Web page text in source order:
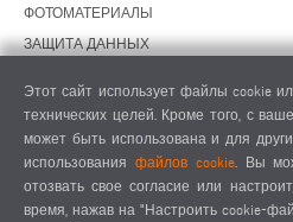
ФОТОМАТЕРИАЛЫ
ЗАЩИТА ДАННЫХ
ОБЩИЕ УСЛОВИЯ СДЕЛОК
ОБЩИЕ УСЛОВИЯ ПРОДАЖИ
НАСТРОЙКИ COOKIES
КОДЕКС ПОВЕДЕНИЯ ПОСТАВЩИКОВ
Этот сайт использует файлы cookie
технических целей. Кроме того, с
может быть использована и для
использования файлов cookie. Вы
отозвать свое согласие или
время, нажав на "Настроить cookie-